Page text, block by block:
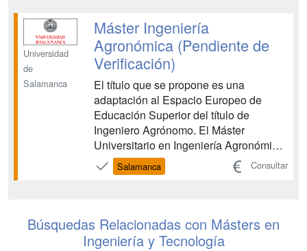
investigación básica, necesarios para
la comprensión de las técnicas
biotecnológicas ...
Universidad
de
Salamanca
Máster Ingeniería
Agronómica (Pendiente de
Verificación)
El título que se propone es una
adaptación al Espacio Europeo de
Educación Superior del título de
Ingeniero Agrónomo. El Máster
Universitario en Ingeniería Agronómica,
está regulado por la Orden
CIN/325/2009, publicada en BOE de
Ingeniero Agrónomo. La profesión está
regulada ...
Salamanca Consultar
Búsquedas Relacionadas con Másters en
Ingeniería y Tecnología